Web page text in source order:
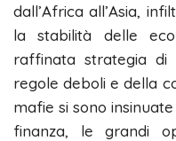
dall’Africa all’Asia,
la stabilità delle
raffinata strategia di
regole deboli e della
mafie si sono
finanza, le grandi